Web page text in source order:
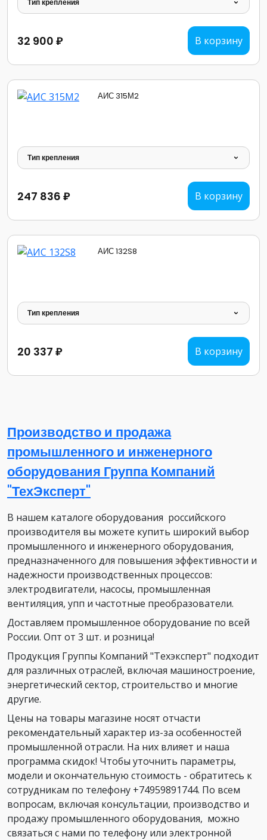
Тип крепления
32 900 ₽ В корзину
АИС 315М2
Тип крепления
247 836 ₽ В корзину
АИС 132S8
Тип крепления
20 337 ₽ В корзину
Производство и продажа
промышленного и инженерного
оборудования Группа Компаний
"ТехЭксперт"
В нашем каталоге оборудования российского
производителя вы можете купить широкий выбор
промышленного и инженерного оборудования,
предназначенного для повышения эффективности и
надежности производственных процессов:
электродвигатели, насосы, промышленная
вентиляция, упп и частотные преобразователи.
Доставляем промышленное оборудование по всей
России. Опт от 3 шт. и розница!
Продукция Группы Компаний "Техэксперт" подходит
для различных отраслей, включая машиностроение,
энергетический сектор, строительство и многие
другие.
Цены на товары магазине носят отчасти
рекомендательный характер из-за особенностей
промышленной отрасли. На них влияет и наша
программа скидок! Чтобы уточнить параметры,
модели и окончательную стоимость - обратитесь к
сотрудникам по телефону +74959891744. По всем
вопросам, включая консультации, производство и
продажу промышленного оборудования, можно
связаться с нами по телефону или электронной